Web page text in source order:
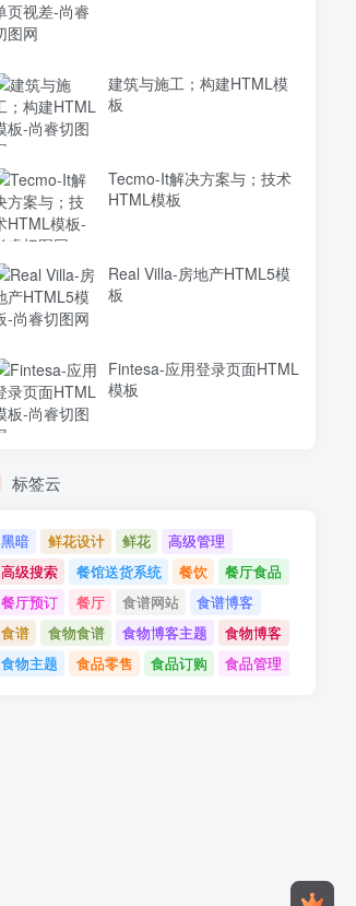
建筑与施工；构建HTML模
板
Tecmo-It解决方案与；技术
HTML模板
Real Villa-房地产HTML5模
板
Fintesa-应用登录页面HTML
模板
标签云
黑暗 鲜花设计 鲜花
高级管理
高级搜索
餐馆送货系统 餐饮
餐厅食品
餐厅预订
餐厅 食谱网站
食谱博客
食谱
食物食谱 食物博客主题
食物博客
食物主题
食品零售 食品订购 食品管理